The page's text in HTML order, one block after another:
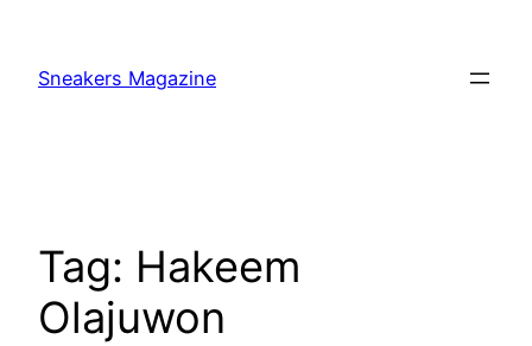
content
Sneakers Magazine
Tag: Hakeem
Olajuwon